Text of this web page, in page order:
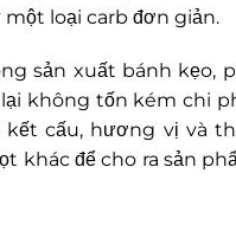
loại carb đơn giản.
sản xuất bánh kẹo,
không tốn kém chi
cấu, hương vị và
khác để cho ra sản